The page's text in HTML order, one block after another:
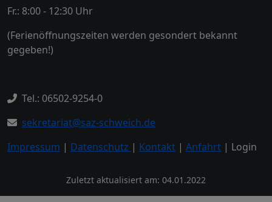
Fr.: 8:00 - 12:30 Uhr
(Ferienöffnungszeiten werden gesondert bekannt
gegeben!)
Tel.: 06502-9254-0
sekretariat@saz-schweich.de
Impressum | Datenschutz | Kontakt | Anfahrt | Login
Zuletzt aktualisiert am: 04.01.2022